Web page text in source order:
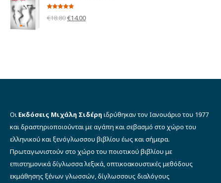
€12.00.
€10.00.
με5.00από 5
€18.80Original
€14.00Η
Οι Εκδόσεις Μιχάλη Σιδέρη ιδρύθηκαν τον Ιανουάριο του 1977
και δραστηριοποιούνται με αγάπη και σεβασμό στο χώρο του
ελληνικού και ξενόγλωσσου βιβλίου έως και σήμερα.
Πρωταγωνιστούν στο χώρο του ποιοτικού βιβλίου με
επιστημονικά δίγλωσσα λεξικά, οπτικοακουστικές μεθόδους
εκμάθησης ξένων γλωσσών, δίγλωσσους διαλόγους